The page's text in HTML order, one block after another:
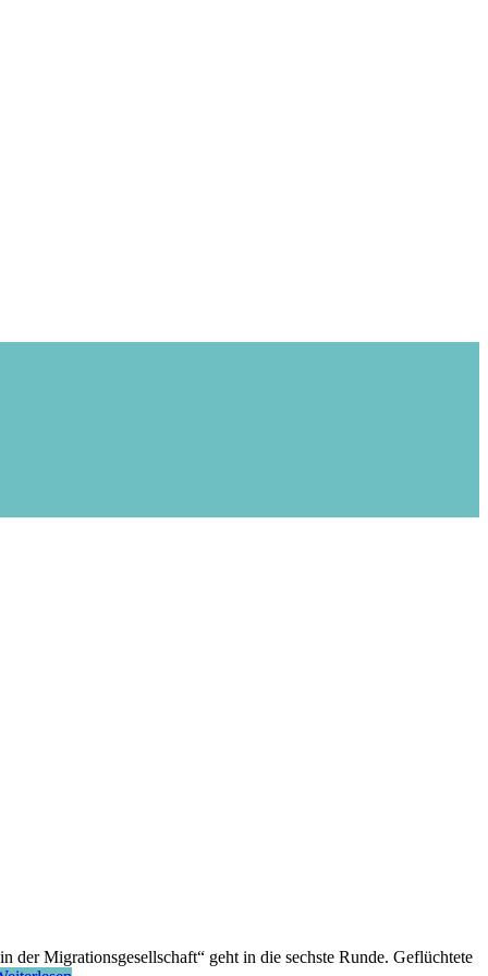
Migrationsgesellschaft“ geht in die sechste Runde. Geflüchtete